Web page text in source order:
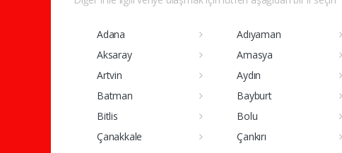
Adana Adıyaman
Aksaray
Amasya
Artvin
Aydın
Batman
Bayburt
Bitlis
Bolu
Çanakkale
Çankırı